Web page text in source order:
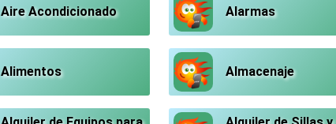
Aire Acondicionado Alarmas
Alimentos Almacenaje